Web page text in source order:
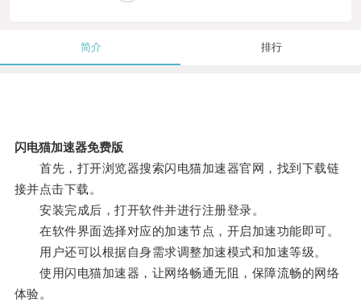
简介 排行
闪电猫加速器免费版
首先，打开浏览器搜索闪电猫加速器官网，找到下载链
接并点击下载。
安装完成后，打开软件并进行注册登录。
在软件界面选择对应的加速节点，开启加速功能即可。
用户还可以根据自身需求调整加速模式和加速等级。
使用闪电猫加速器，让网络畅通无阻，保障流畅的网络
体验。